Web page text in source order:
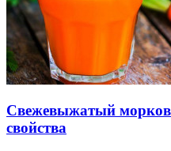
Свежевыжатый
свойства